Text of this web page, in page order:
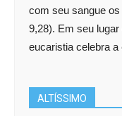
com seu sangue
9,28). Em seu
eucaristia celebra a
ALTÍSSIMO